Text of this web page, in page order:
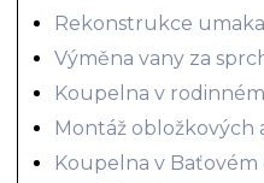
Rekonstrukce
Výměna vany za
Koupelna v
Montáž obložkových
Koupelna v